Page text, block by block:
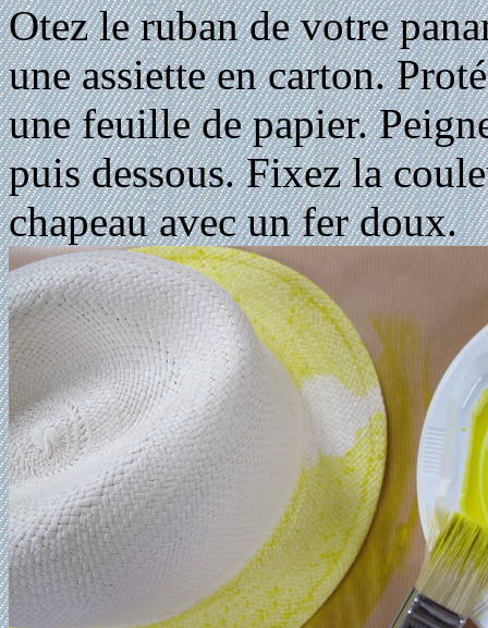
Otez le ruban de votre
une assiette en carton.
une feuille de papier.
puis dessous. Fixez la
chapeau avec un fer doux.